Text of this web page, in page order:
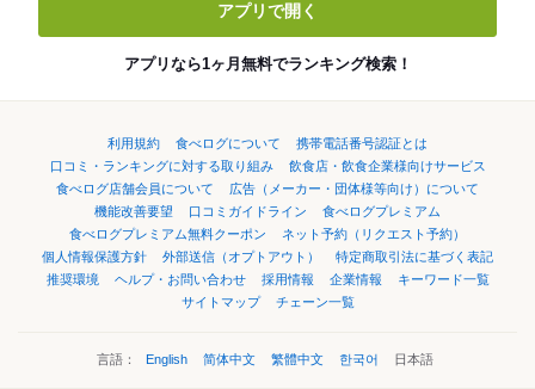
アプリで開く
アプリなら1ヶ月無料でランキング検索！
利用規約 食べログについて
携帯電話番号認証とは
口コミ・ランキングに対する取り組み
飲食店・飲食企業様向けサービス
食べログ店舗会員について
広告（メーカー・団体様等向け）について
機能改善要望
口コミガイドライン
食べログプレミアム
食べログプレミアム無料クーポン
ネット予約（リクエスト予約）
個人情報保護方針
外部送信（オプトアウト）
特定商取引法に基づく表記
推奨環境
ヘルプ・お問い合わせ 採用情報 企業情報
キーワード一覧
サイトマップ
チェーン一覧
言語： English 简体中文 繁體中文 한국어 日本語